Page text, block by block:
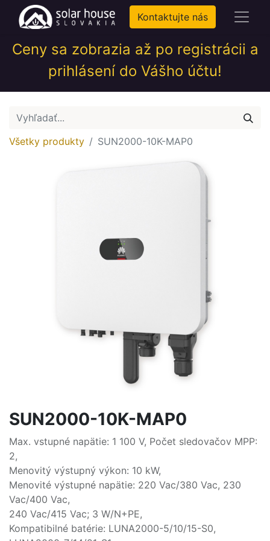
Kontaktujte nás
Ceny sa zobrazia až po registrácii a
prihlásení do Vášho účtu!
Všetky produkty SUN2000-10K-MAP0
SUN2000-10K-MAP0
Max. vstupné napätie: 1 100 V, Počet sledovačov MPP:
2,
Menovitý výstupný výkon: 10 kW,
Menovité výstupné napätie: 220 Vac/380 Vac, 230
Vac/400 Vac,
240 Vac/415 Vac; 3 W/N+PE,
Kompatibilné batérie: LUNA2000-5/10/15-S0,